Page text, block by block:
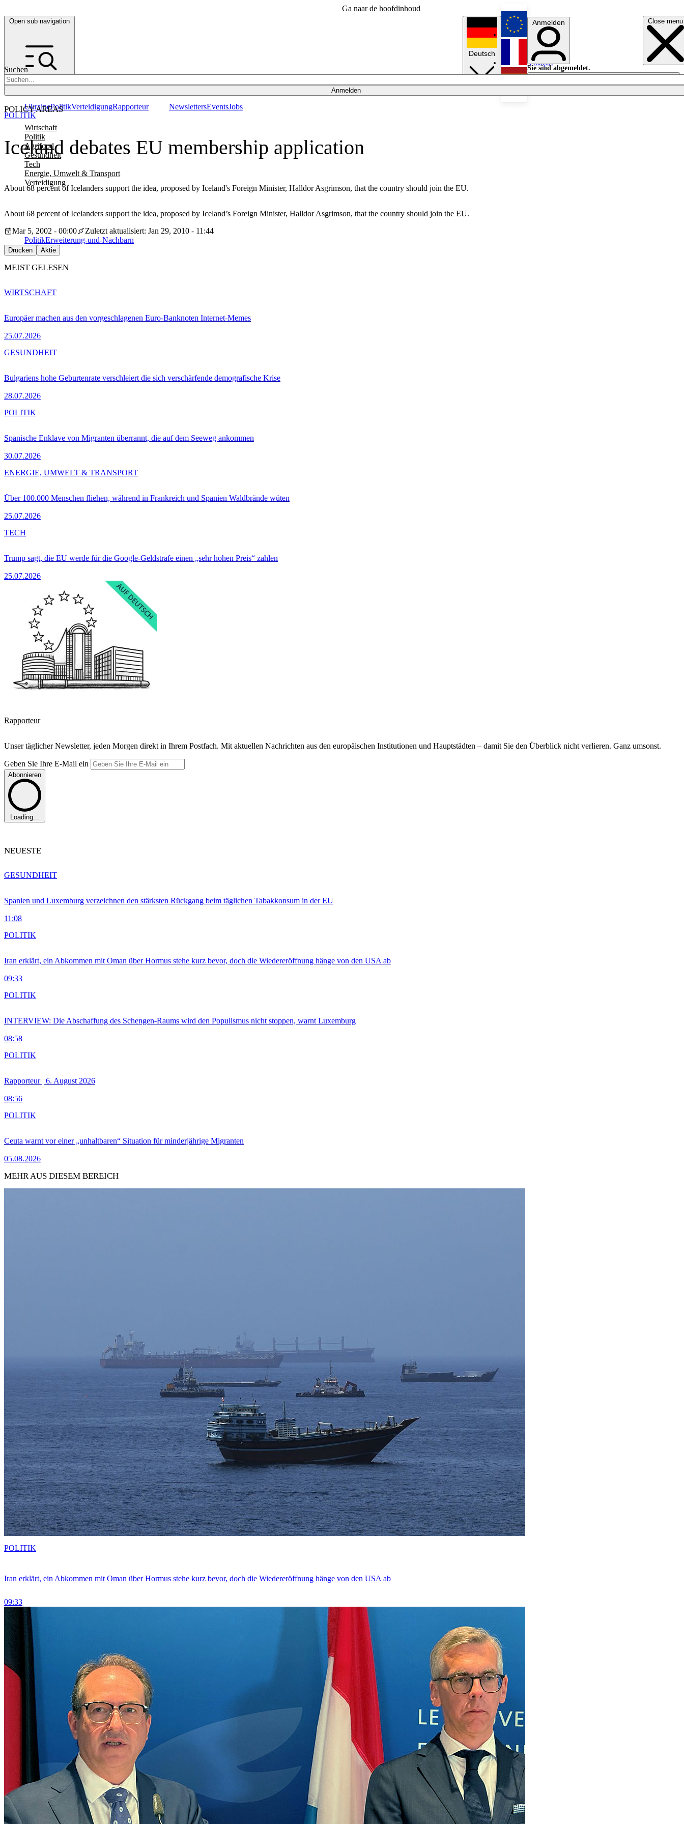
Ga naar de hoofdinhoud
Open sub navigation Close menu
Suchen
Anmelden
POLICY AREAS
Wirtschaft
Politik
Agrifood
Gesundheit
Tech
Energie, Umwelt & Transport
Verteidigung
UkrainePolitikVerteidigungRapporteur NewslettersEventsJobs
Deutsch
English
Français
Anmelden
Sie sind abgemeldet.
Anmelden
Licht aus
Iceland debates EU membership application
About 68 percent of Icelanders support the idea, proposed by Iceland's Foreign Minister, Halldor Asgrimson, that the country should join the EU.
POLITIK
About 68 percent of Icelanders support the idea, proposed by Iceland’s Foreign Minister, Halldor Asgrimson, that the country should join the EU.
Mar 5, 2002 - 00:00
Zuletzt aktualisiert: Jan 29, 2010 - 11:44
PolitikErweiterung-und-Nachbarn
Drucken Aktie
MEIST GELESEN
Europäer machen aus den vorgeschlagenen Euro-Banknoten Internet-Memes
25.07.2026
WIRTSCHAFT
Bulgariens hohe Geburtenrate verschleiert die sich verschärfende demografische Krise
28.07.2026
GESUNDHEIT
Spanische Enklave von Migranten überrannt, die auf dem Seeweg ankommen
30.07.2026
POLITIK
Über 100.000 Menschen fliehen, während in Frankreich und Spanien Waldbrände wüten
25.07.2026
ENERGIE, UMWELT & TRANSPORT
Trump sagt, die EU werde für die Google-Geldstrafe einen „sehr hohen Preis“ zahlen
25.07.2026
TECH
Rapporteur
Unser täglicher Newsletter, jeden Morgen direkt in Ihrem Postfach. Mit aktuellen Nachrichten aus den europäischen Institutionen und Hauptstädten – damit Sie den Überblick nicht verlieren. Ganz umsonst.
Geben Sie Ihre E-Mail ein
Abonnieren
Loading...
NEUESTE
Spanien und Luxemburg verzeichnen den stärksten Rückgang beim täglichen Tabakkonsum in der EU
11:08
GESUNDHEIT
Iran erklärt, ein Abkommen mit Oman über Hormus stehe kurz bevor, doch die Wiedereröffnung hänge von den USA ab
09:33
POLITIK
INTERVIEW: Die Abschaffung des Schengen-Raums wird den Populismus nicht stoppen, warnt Luxemburg
08:58
POLITIK
Rapporteur | 6. August 2026
08:56
POLITIK
Ceuta warnt vor einer „unhaltbaren“ Situation für minderjährige Migranten
05.08.2026
POLITIK
MEHR AUS DIESEM BEREICH
Iran erklärt, ein Abkommen mit Oman über Hormus stehe kurz bevor, doch die Wiedereröffnung hänge von den USA ab
09:33
POLITIK